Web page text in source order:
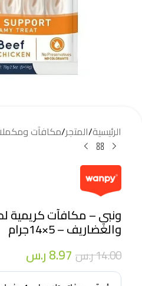
الرئيسية/المتجر/مكافآت
ونبي – مكافآت كريمية
والغضاريف – 5×14جرام
14.00ر.س 8.97ر.س